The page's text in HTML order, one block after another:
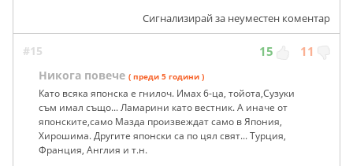
Сигнализирай за неуместен коментар
#15 15 11
Никога повече ( преди 5 години )
Като всяка японска е гнилоч. Имах 6-ца, тойота,Сузуки
съм имал също... Ламарини като вестник. А иначе от
японските,само Мазда произвеждат само в Япония,
Хирошима. Другите японски са по цял свят... Турция,
Франция, Англия и т.н.